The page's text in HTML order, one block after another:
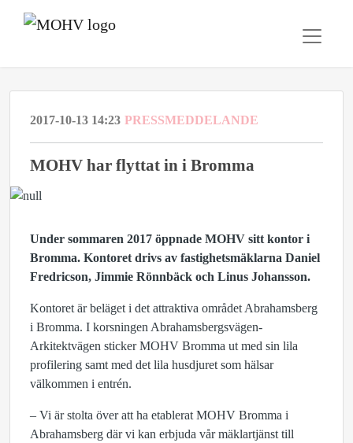
2017-10-13 14:23 PRESSMEDDELANDE
MOHV har flyttat in i Bromma
Under sommaren 2017 öppnade MOHV sitt kontor i
Bromma. Kontoret drivs av fastighetsmäklarna Daniel
Fredricson, Jimmie Rönnbäck och Linus Johansson.
Kontoret är beläget i det attraktiva området Abrahamsberg
i Bromma. I korsningen Abrahamsbergsvägen-
Arkitektvägen sticker MOHV Bromma ut med sin lila
profilering samt med det lila husdjuret som hälsar
välkommen i entrén.
– Vi är stolta över att ha etablerat MOHV Bromma i
Abrahamsberg där vi kan erbjuda vår mäklartjänst till